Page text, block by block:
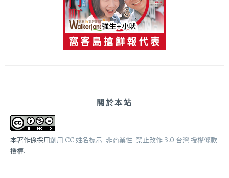
關於本站
本著作係採用創用 CC 姓名標示-非商業性-禁止改作 3.0 台灣 授權條款
授權.